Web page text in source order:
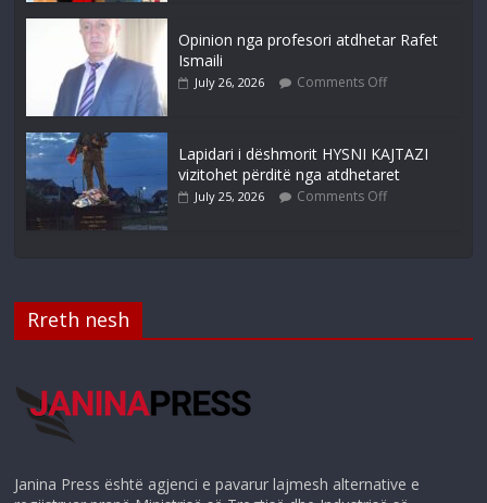
Opinion nga profesori atdhetar Rafet
Ismaili
July 26, 2026 Comments Off
Lapidari i dëshmorit HYSNI KAJTAZI
vizitohet përditë nga atdhetaret
July 25, 2026 Comments Off
Rreth nesh
Janina Press është agjenci e pavarur lajmesh alternative e